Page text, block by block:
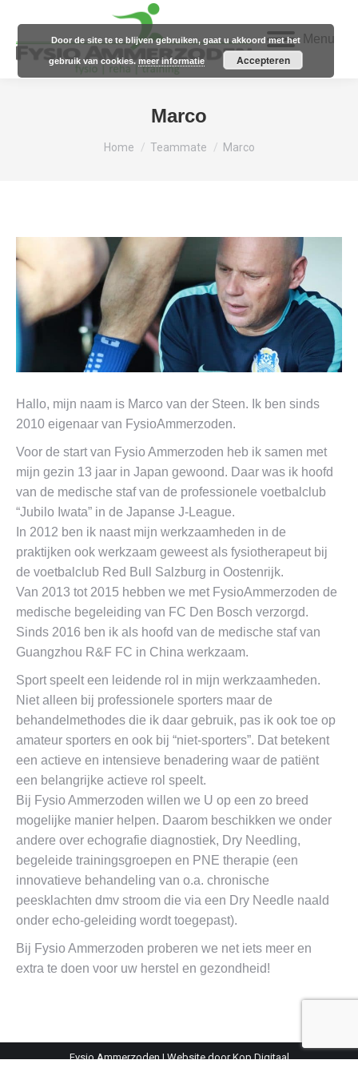
Menu
Marco
Je bent hier:
Home Teammate Marco
Hallo, mijn naam is Marco van der Steen. Ik ben sinds
2010 eigenaar van FysioAmmerzoden.
Voor de start van Fysio Ammerzoden heb ik samen met
mijn gezin 13 jaar in Japan gewoond. Daar was ik hoofd
van de medische staf van de professionele voetbalclub
“Jubilo Iwata” in de Japanse J-League.
In 2012 ben ik naast mijn werkzaamheden in de
praktijken ook werkzaam geweest als fysiotherapeut bij
de voetbalclub Red Bull Salzburg in Oostenrijk.
Van 2013 tot 2015 hebben we met FysioAmmerzoden de
medische begeleiding van FC Den Bosch verzorgd.
Sinds 2016 ben ik als hoofd van de medische staf van
Guangzhou R&F FC in China werkzaam.
Sport speelt een leidende rol in mijn werkzaamheden.
Niet alleen bij professionele sporters maar de
behandelmethodes die ik daar gebruik, pas ik ook toe op
amateur sporters en ook bij “niet-sporters”. Dat betekent
een actieve en intensieve benadering waar de patiënt
een belangrijke actieve rol speelt.
Bij Fysio Ammerzoden willen we U op een zo breed
mogelijke manier helpen. Daarom beschikken we onder
andere over echografie diagnostiek, Dry Needling,
begeleide trainingsgroepen en PNE therapie (een
innovatieve behandeling van o.a. chronische
peesklachten dmv stroom die via een Dry Needle naald
onder echo-geleiding wordt toegepast).
Bij Fysio Ammerzoden proberen we net iets meer en
extra te doen voor uw herstel en gezondheid!
Fysio Ammerzoden |Website door Kop Digitaal
Door de site te te blijven gebruiken, gaat u akkoord met het
gebruik van cookies.meer informatie Accepteren